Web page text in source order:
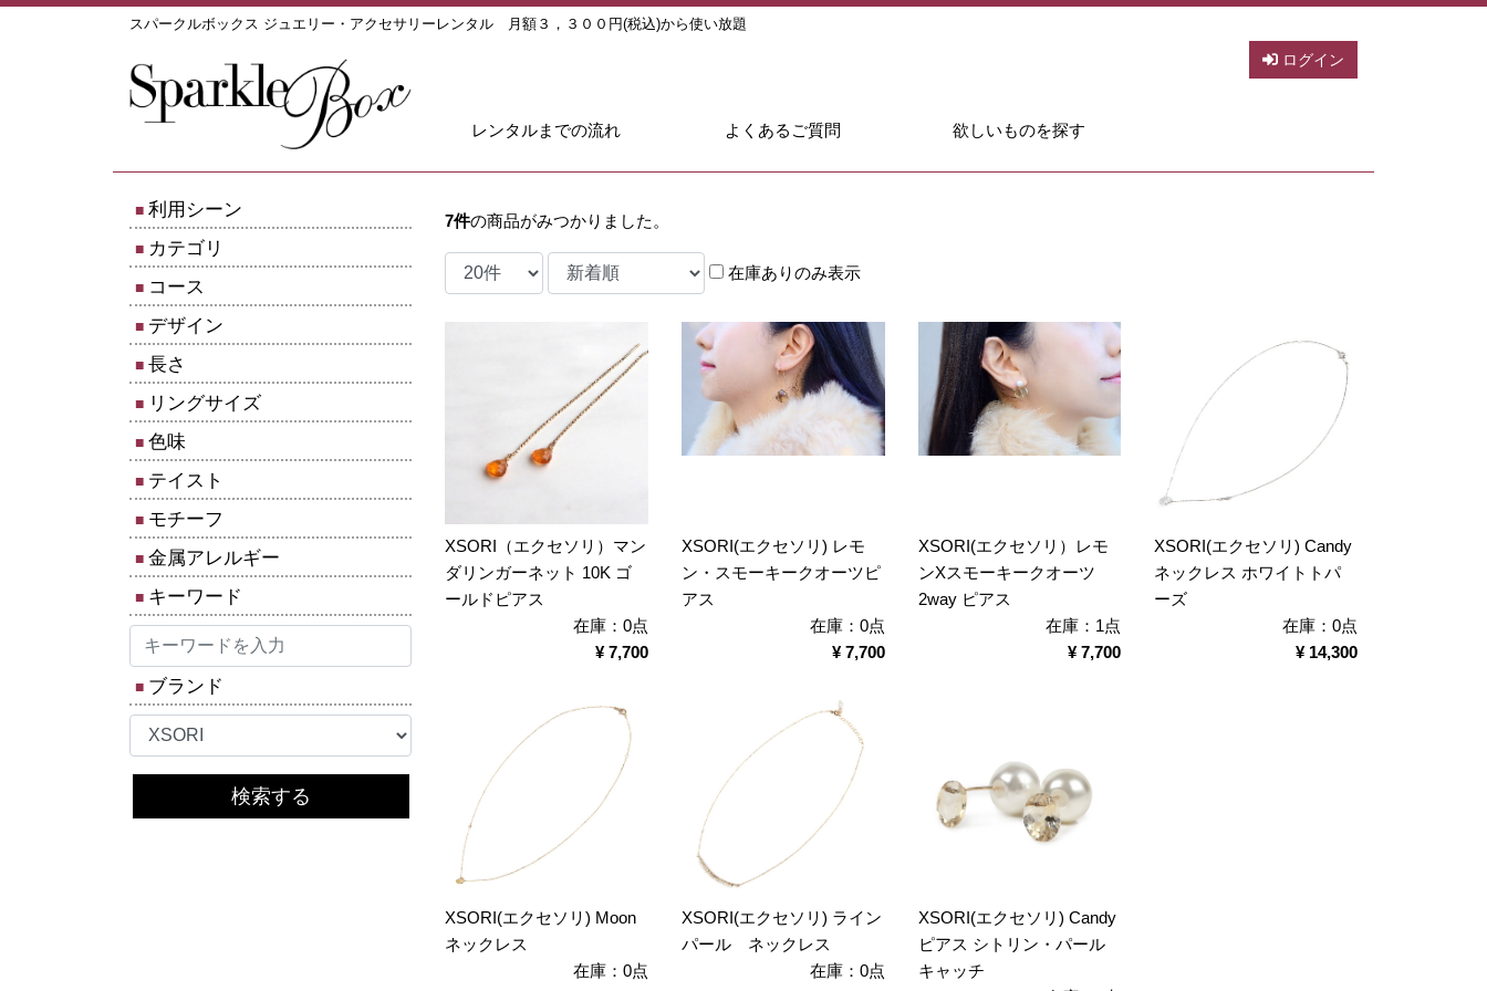
スパークルボックス ジュエリー・アクセサリーレンタル 月額３，３００円(税込)から使い放題
ログイン
レンタルまでの流れ よくあるご質問 欲しいものを探す
利用シーン
カテゴリ
コース
デザイン
長さ
リングサイズ
色味
テイスト
モチーフ
金属アレルギー
キーワード
ブランド
検索する
7件の商品がみつかりました。
在庫ありのみ表示
XSORI（エクセソリ）マン
ダリンガーネット 10K ゴ
ールドピアス
在庫：0点
¥ 7,700
XSORI(エクセソリ) レモ
ン・スモーキークオーツピ
アス
在庫：0点
¥ 7,700
XSORI(エクセソリ）レモ
ンXスモーキークオーツ
2way ピアス
在庫：1点
¥ 7,700
XSORI(エクセソリ) Candy
ネックレス ホワイトトパ
ーズ
在庫：0点
¥ 14,300
XSORI(エクセソリ) Moon
ネックレス
在庫：0点
XSORI(エクセソリ) ライン
パール ネックレス
在庫：0点
XSORI(エクセソリ) Candy
ピアス シトリン・パール
キャッチ